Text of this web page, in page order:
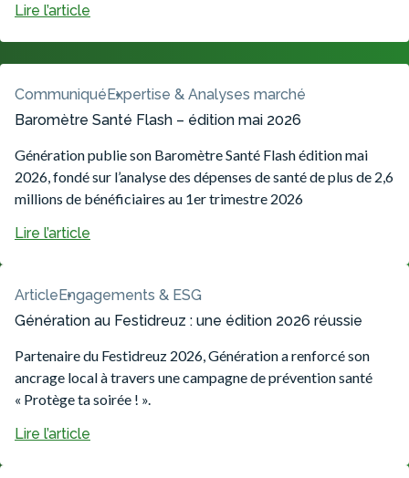
Lire l’article
CommuniquéExpertise & Analyses marché
Baromètre Santé Flash – édition mai 2026
Génération publie son Baromètre Santé Flash édition mai
2026, fondé sur l’analyse des dépenses de santé de plus de 2,6
millions de bénéficiaires au 1er trimestre 2026
Lire l’article
ArticleEngagements & ESG
Génération au Festidreuz : une édition 2026 réussie
Partenaire du Festidreuz 2026, Génération a renforcé son
ancrage local à travers une campagne de prévention santé
« Protège ta soirée ! ».
Lire l’article